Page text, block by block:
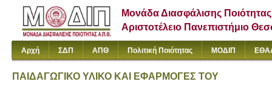
Μονάδα Διασφάλισης Ποιότητας
Αριστοτέλειο Πανεπιστήμιο
Αρχή ΣΔΠ ΑΠΘ Πολιτική Ποιότητας ΜΟΔΙΠ
ΠΑΙΔΑΓΩΓΙΚΟ ΥΛΙΚΟ ΚΑΙ ΕΦΑΡΜΟΓΕΣ ΤΟΥ